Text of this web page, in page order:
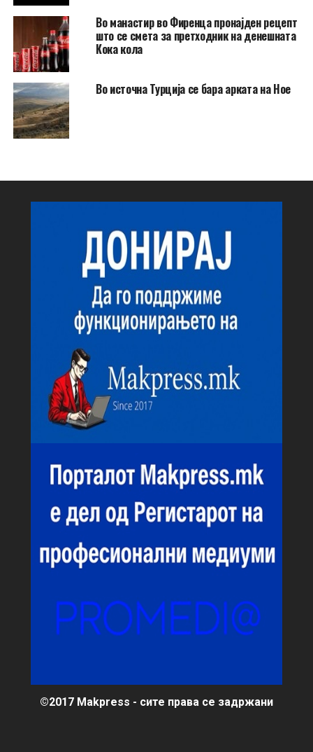
Во манастир во Фиренца пронајден рецепт
што се смета за претходник на денешната
Кока кола
Во источна Турција се бара арката на Ное
©2017 Makpress - сите права се задржани